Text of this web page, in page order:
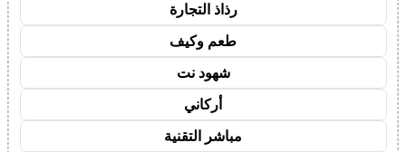
رذاذ التجارة
طعم وكيف
شهود نت
أركاني
مباشر التقنية